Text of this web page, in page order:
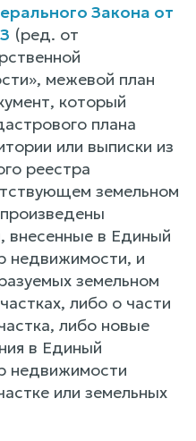
Закона от
(ред. от
межевой план
который
плана
или выписки из
реестра
земельном
внесенные в Единый
недвижимости, и
земельном
либо о части
либо новые
в Единый
недвижимости
или земельных